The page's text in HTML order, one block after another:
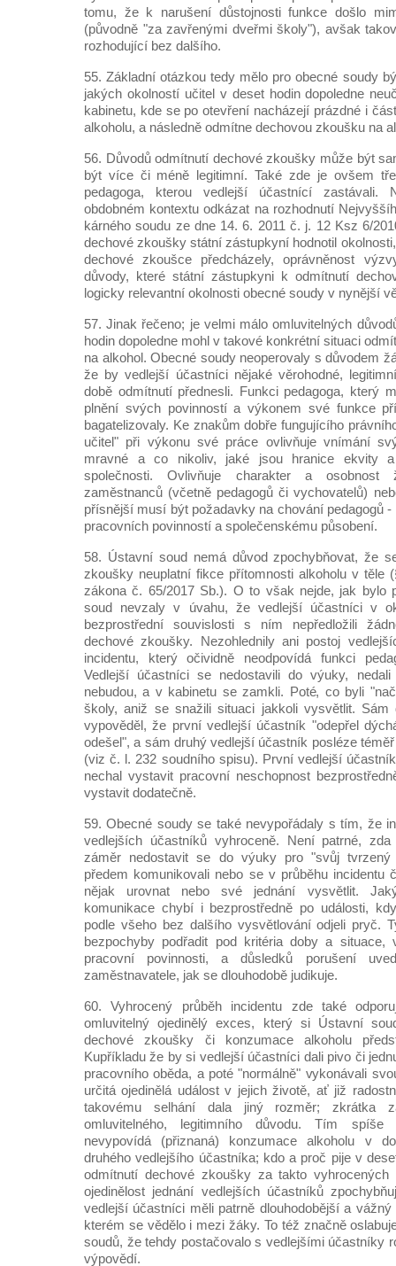
tomu, že k narušení důstojnosti funkce došlo
(původně "za zavřenými dveřmi školy"), avšak
rozhodující bez dalšího.
55. Základní otázkou tedy mělo pro obecné soudy
jakých okolností učitel v deset hodin dopoledne
kabinetu, kde se po otevření nacházejí prázdné i
alkoholu, a následně odmítne dechovou zkoušku na
56. Důvodů odmítnutí dechové zkoušky může být
být více či méně legitimní. Také zde je ovšem
pedagoga, kterou vedlejší účastnící
obdobném kontextu odkázat na rozhodnutí
kárného soudu ze dne 14. 6. 2011 č. j. 12 Ksz 6/
dechové zkoušky státní zástupkyní hodnotil
dechové zkoušce předcházely, oprávněnost
důvody, které státní zástupkyni k odmítnutí
logicky relevantní okolnosti obecné soudy v nynější
57. Jinak řečeno; je velmi málo omluvitelných
hodin dopoledne mohl v takové konkrétní situaci
na alkohol. Obecné soudy neoperovaly s důvodem
že by vedlejší účastníci nějaké věrohodné,
době odmítnutí přednesli. Funkci pedagoga, který
plnění svých povinností a výkonem své funkce
bagatelizovaly. Ke znakům dobře fungujícího
učitel" při výkonu své práce ovlivňuje vnímání
mravné a co nikoliv, jaké jsou hranice ekvity
společnosti. Ovlivňuje charakter a osobnost
zaměstnanců (včetně pedagogů či vychovatelů)
přísnější musí být požadavky na chování pedagogů
pracovních povinností a společenskému působení.
58. Ústavní soud nemá důvod zpochybňovat, že
zkoušky neuplatní fikce přítomnosti alkoholu v těle
zákona č. 65/2017 Sb.). O to však nejde, jak bylo
soud nevzaly v úvahu, že vedlejší účastníci v
bezprostřední souvislosti s ním nepředložili
dechové zkoušky. Nezohlednily ani postoj
incidentu, který očividně neodpovídá funkci
Vedlejší účastníci se nedostavili do výuky,
nebudou, a v kabinetu se zamkli. Poté, co byli
školy, aniž se snažili situaci jakkoli vysvětlit. Sám
vypověděl, že první vedlejší účastník "odepřel
odešel", a sám druhý vedlejší účastník posléze
(viz č. l. 232 soudního spisu). První vedlejší
nechal vystavit pracovní neschopnost
vystavit dodatečně.
59. Obecné soudy se také nevypořádaly s tím, že
vedlejších účastníků vyhroceně. Není patrné,
záměr nedostavit se do výuky pro "svůj tvrzený
předem komunikovali nebo se v průběhu incidentu
nějak urovnat nebo své jednání vysvětlit.
komunikace chybí i bezprostředně po události,
podle všeho bez dalšího vysvětlování odjeli pryč.
bezpochyby podřadit pod kritéria doby a
pracovní povinnosti, a důsledků porušení
zaměstnavatele, jak se dlouhodobě judikuje.
60. Vyhrocený průběh incidentu zde také
omluvitelný ojedinělý exces, který si Ústavní
dechové zkoušky či konzumace alkoholu
Kupříkladu že by si vedlejší účastníci dali pivo či
pracovního oběda, a poté "normálně" vykonávali
určitá ojedinělá událost v jejich životě, ať již
takovému selhání dala jiný rozměr; zkrátka
omluvitelného, legitimního důvodu. Tím spíše
nevypovídá (přiznaná) konzumace alkoholu v
druhého vedlejšího účastníka; kdo a proč pije v
odmítnutí dechové zkoušky za takto vyhrocených
ojedinělost jednání vedlejších účastníků
vedlejší účastníci měli patrně dlouhodobější a
kterém se vědělo i mezi žáky. To též značně
soudů, že tehdy postačovalo s vedlejšími účastníky
výpovědí.